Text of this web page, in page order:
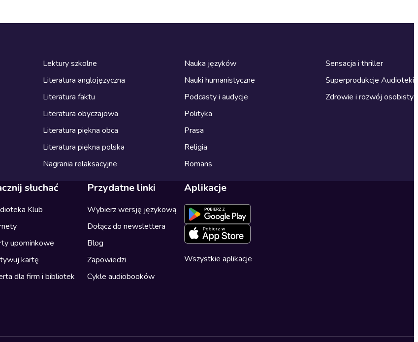
Lektury szkolne
Literatura anglojęzyczna
Literatura faktu
Literatura obyczajowa
Literatura piękna obca
Literatura piękna polska
Nagrania relaksacyjne
Nauka języków
Nauki humanistyczne
Podcasty i audycje
Polityka
Prasa
Religia
Romans
Sensacja i thriller
Superprodukcje Audioteki
Zdrowie i rozwój osobisty
słuchać
Klub
upominkowe
kartę
dla firm i bibliotek
Przydatne linki
Wybierz wersję językową
Dołącz do newslettera
Blog
Zapowiedzi
Cykle audiobooków
Aplikacje
Wszystkie aplikacje